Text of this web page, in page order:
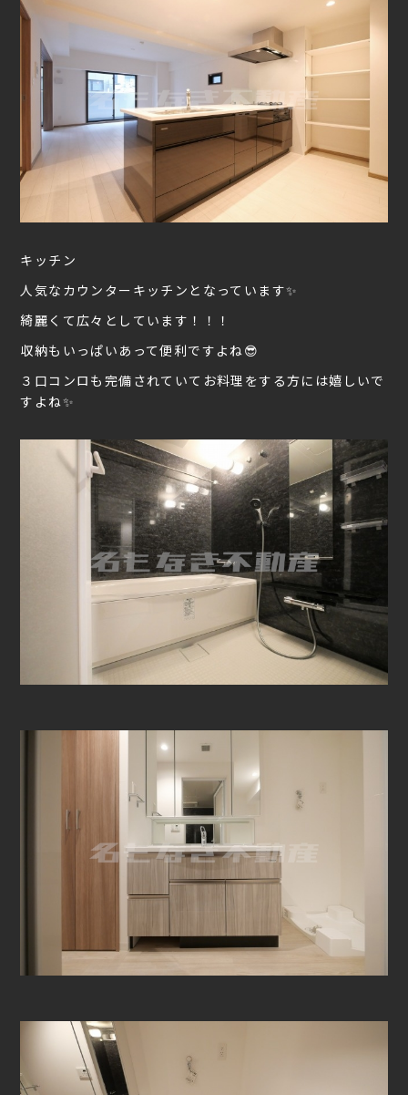
キッチン
人気なカウンターキッチンとなっています✨
綺麗くて広々としています！！！
収納もいっぱいあって便利ですよね😎
３口コンロも完備されていてお料理をする方には嬉しいで
すよね✨